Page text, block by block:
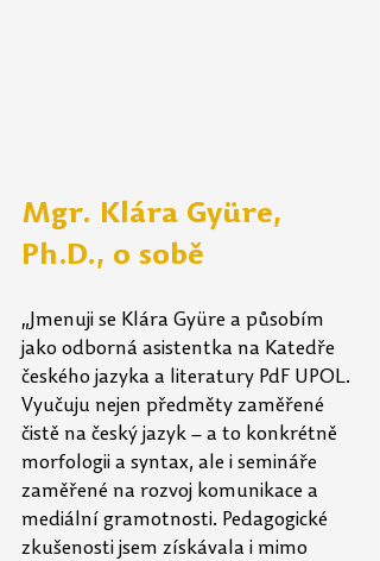
Mgr. Klára Gyüre,
Ph.D., o sobě
„Jmenuji se Klára Gyüre a působím
jako odborná asistentka na Katedře
českého jazyka a literatury PdF UPOL.
Vyučuju nejen předměty zaměřené
čistě na český jazyk – a to konkrétně
morfologii a syntax, ale i semináře
zaměřené na rozvoj komunikace a
mediální gramotnosti. Pedagogické
zkušenosti jsem získávala i mimo